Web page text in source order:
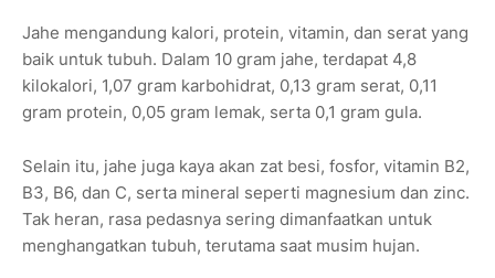
Jahe mengandung kalori, protein, vitamin, dan serat yang
baik untuk tubuh. Dalam 10 gram jahe, terdapat 4,8
kilokalori, 1,07 gram karbohidrat, 0,13 gram serat, 0,11
gram protein, 0,05 gram lemak, serta 0,1 gram gula.
Selain itu, jahe juga kaya akan zat besi, fosfor, vitamin B2,
B3, B6, dan C, serta mineral seperti magnesium dan zinc.
Tak heran, rasa pedasnya sering dimanfaatkan untuk
menghangatkan tubuh, terutama saat musim hujan.